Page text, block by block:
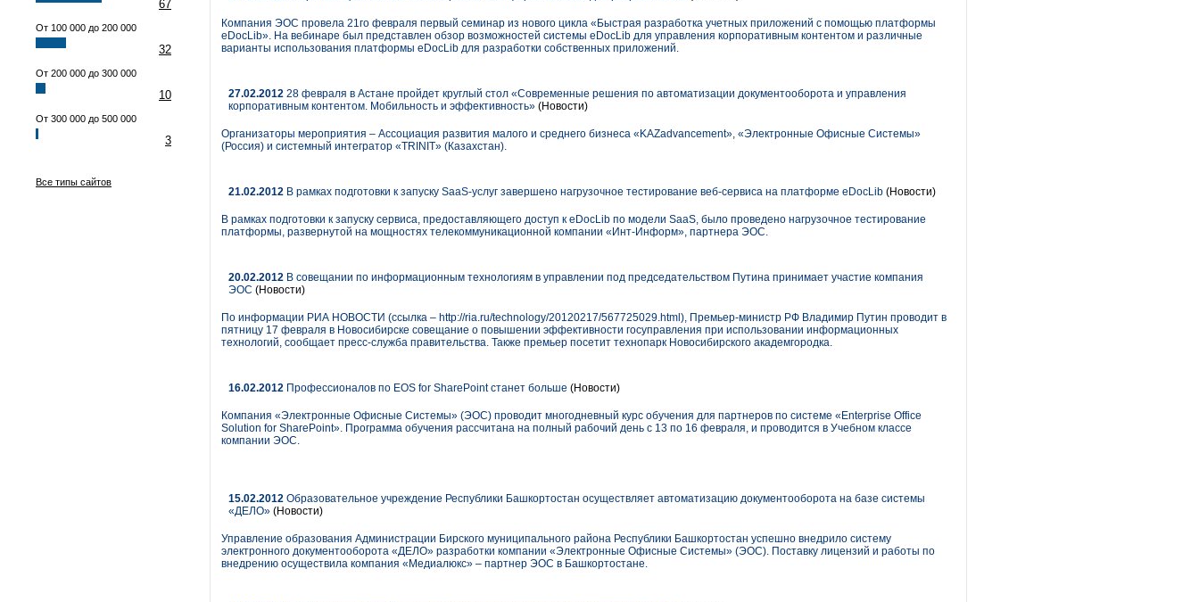
67
От 100 000 до 200 000
32
От 200 000 до 300 000
10
От 300 000 до 500 000
3
Все типы сайтов
Компания ЭОС провела 21го февраля первый семинар из нового цикла «Быстрая разработка учетных приложений с помощью платформы
eDocLib». На вебинаре был представлен обзор возможностей системы eDocLib для управления корпоративным контентом и различные
варианты использования платформы eDocLib для разработки собственных приложений.
27.02.2012 28 февраля в Астане пройдет круглый стол «Современные решения по автоматизации документооборота и управления
корпоративным контентом. Мобильность и эффективность» (Новости)
Организаторы мероприятия – Ассоциация развития малого и среднего бизнеса «KAZadvancement», «Электронные Офисные Системы»
(Россия) и системный интегратор «TRINIT» (Казахстан).
21.02.2012 В рамках подготовки к запуску SaaS-услуг завершено нагрузочное тестирование веб-сервиса на платформе eDocLib (Новости)
В рамках подготовки к запуску сервиса, предоставляющего доступ к eDocLib по модели SaaS, было проведено нагрузочное тестирование
платформы, развернутой на мощностях телекоммуникационной компании «Инт-Информ», партнера ЭОС.
20.02.2012 В совещании по информационным технологиям в управлении под председательством Путина принимает участие компания
ЭОС (Новости)
По информации РИА НОВОСТИ (ссылка – http://ria.ru/technology/20120217/567725029.html), Премьер-министр РФ Владимир Путин проводит в
пятницу 17 февраля в Новосибирске совещание о повышении эффективности госуправления при использовании информационных
технологий, сообщает пресс-служба правительства. Также премьер посетит технопарк Новосибирского академгородка.
16.02.2012 Профессионалов по EOS for SharePoint станет больше (Новости)
Компания «Электронные Офисные Системы» (ЭОС) проводит многодневный курс обучения для партнеров по системе «Enterprise Office
Solution for SharePoint». Программа обучения рассчитана на полный рабочий день с 13 по 16 февраля, и проводится в Учебном классе
компании ЭОС.
15.02.2012 Образовательное учреждение Республики Башкортостан осуществляет автоматизацию документооборота на базе системы
«ДЕЛО» (Новости)
Управление образования Администрации Бирского муниципального района Республики Башкортостан успешно внедрило систему
электронного документооборота «ДЕЛО» разработки компании «Электронные Офисные Системы» (ЭОС). Поставку лицензий и работы по
внедрению осуществила компания «Медиалюкс» – партнер ЭОС в Башкортостане.